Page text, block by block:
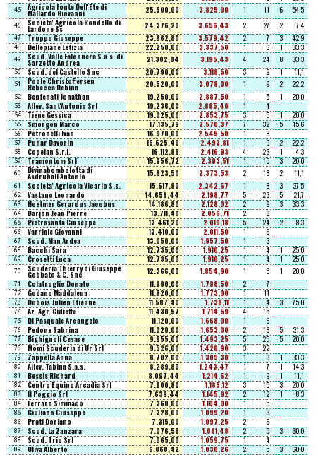
45 Agricola Fonte Dell'Ete di
Mallardo Giovanni 25.500,00 3.825,00 1 11 6 54,5
46 Societa' Agricola Rondello di
Lardone Ss 24.376,20 3.656,43 2 27 2 7,4
47 Truppo Giuseppe 23.862,80 3.579,42 2 7 3 42,9
48 Dellepiane Letizia 22.250,00 3.337,50 1 3 1 33,3
49 Scud. Valle Falconera S.a.s. di
Sarzetto Andrea 21.302,84 3.195,43 4 24 8 33,3
50 Scud. del Castello Snc 20.790,00 3.118,50 3 9 1 11,1
51 Poole Christoffersen
Rebecca Debina 20.520,00 3.078,00 1 9 2 22,2
52 Benfenati Jonathan 19.250,00 2.887,50 1 5 1 20,0
53 Allev. Sant'Antonio Srl 19.236,00 2.885,40 1 4
54 Tiene Gessica 19.025,00 2.853,75 3 5 1 20,0
55 Smorgon Marco 17.135,79 2.570,37 7 32 5 15,6
56 Petronelli Ivan 16.970,00 2.545,50 1 8
57 Puhar Davorin 16.625,40 2.493,81 1 9 2 22,2
58 Copelan S.r.l. 16.112,88 2.416,93 4 23 1 4,3
59 Tramontom Srl 15.956,72 2.393,51 1 15 3 20,0
60 Divinabombolotta di
Asdrubali Antonio 15.823,50 2.373,53 2 18 2 11,1
61 Societa' Agricola Vicario S.s. 15.617,80 2.342,67 1 8 3 37,5
62 Vastano Leonardo 14.658,44 2.198,77 5 23 5 21,7
63 Hoetmer Gerardus Jacobus 14.186,80 2.128,02 2 9 3 33,3
64 Barjon Jean Pierre 13.711,40 2.056,71 2 8
65 Pietrasanta Giuseppe 13.461,20 2.019,18 5 24 2 8,3
66 Varriale Giovanni 13.410,00 2.011,50 1 6
67 Scud. Man Ardea 13.050,00 1.957,50 1 3
68 Bacchi Sara 12.735,00 1.910,25 1 4 1 25,0
69 Crosetti Luca 12.735,00 1.910,25 1 4 1 25,0
70 Scuderia Thierry di Giuseppe
Gobbato & C. Snc 12.366,00 1.854,90 1 5 1 20,0
71 Colatruglio Donato 11.990,00 1.798,50 2 7
72 Godano Maddalena 11.820,00 1.773,00 1 11
73 Dubois Julien Etienne 11.587,40 1.738,11 1 4 3 75,0
74 Az. Agr. Gidieffe 11.430,57 1.714,59 4 15
75 Di Pasquale Arcangelo 11.120,00 1.668,00 1 6
76 Pedone Sabrina 11.020,00 1.653,00 2 16 5 31,3
77 Bighignoli Cesare 9.955,00 1.493,25 5 25 5 20,0
78 Momi Scuderia di Ur Srl 9.526,00 1.428,90 3 22
79 Zappella Anna 8.702,00 1.305,30 1 3 1 33,3
80 Allev. Tabina S.a.s. 8.289,80 1.243,47 1 7 1 14,3
81 Bessis Richard 8.097,44 1.214,62 1 9 1 11,1
82 Centro Equino Arcadia Srl 7.900,80 1.185,12 3 15 3 20,0
83 Il Poggio Srl 7.639,44 1.145,92 2 12 1 8,3
84 Ferraro Simmaco 7.360,00 1.104,00 1 5
85 Giuliano Giuseppe 7.328,00 1.099,20 1 3
86 Prati Doriano 7.315,00 1.097,25 2 6
87 Scud. La Zanzara 7.076,56 1.061,48 2 5 3 60,0
88 Scud. Trio Srl 7.065,00 1.059,75 1 4
89 Oliva Alberto 6.868,42 1.030,26 2 5 3
60,0